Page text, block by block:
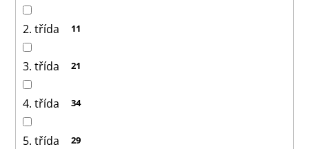
2. třída 11
3. třída 21
4. třída 34
5. třída 29